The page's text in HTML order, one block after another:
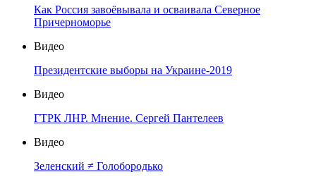
Как Россия завоёвывала и осваивала Северное
Причерноморье
Видео
Президентские выборы на Украине-2019
Видео
ГТРК ЛНР. Мнение. Сергей Пантелеев
Видео
Зеленский ≠ Голобородько